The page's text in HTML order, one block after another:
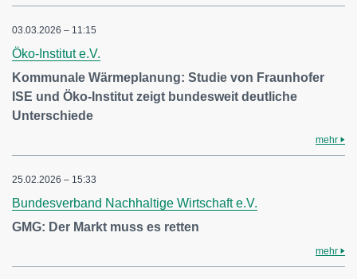
03.03.2026 – 11:15
Öko-Institut e.V.
Kommunale Wärmeplanung: Studie von Fraunhofer
ISE und Öko-Institut zeigt bundesweit deutliche
Unterschiede
mehr
25.02.2026 – 15:33
Bundesverband Nachhaltige Wirtschaft e.V.
GMG: Der Markt muss es retten
mehr